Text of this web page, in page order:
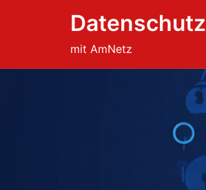
Datenschutz
mit AmNetz